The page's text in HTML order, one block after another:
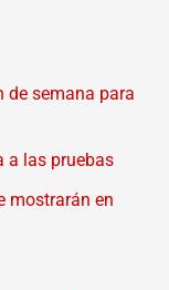
de semana para
a las pruebas
mostrarán en